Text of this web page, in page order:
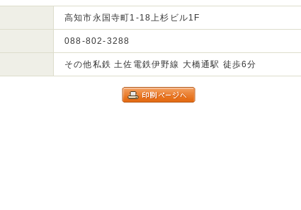
高知市永国寺町1-18上杉ビル1F
088-802-3288
その他私鉄 土佐電鉄伊野線 大橋通駅 徒歩6分